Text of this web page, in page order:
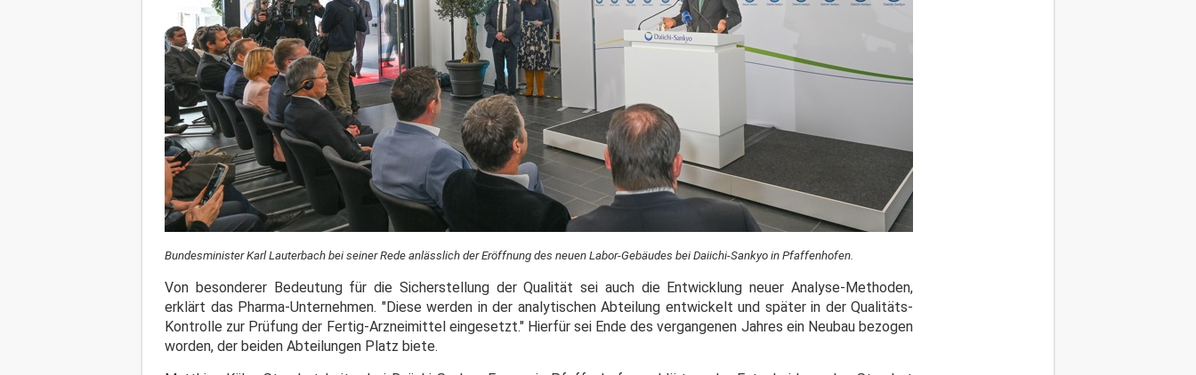
Bundesminister Karl Lauterbach bei seiner Rede anlässlich der Eröffnung des neuen Labor-Gebäudes bei Daiichi-Sankyo in Pfaffenhofen.
Von besonderer Bedeutung für die Sicherstellung der Qualität sei auch die Entwicklung neuer Analyse-Methoden,
erklärt das Pharma-Unternehmen. "Diese werden in der analytischen Abteilung entwickelt und später in der Qualitäts-
Kontrolle zur Prüfung der Fertig-Arzneimittel eingesetzt." Hierfür sei Ende des vergangenen Jahres ein Neubau bezogen
worden, der beiden Abteilungen Platz biete.